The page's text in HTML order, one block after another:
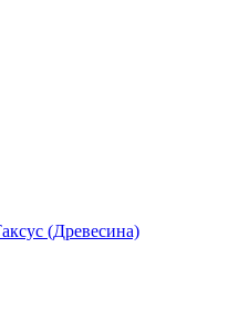
(Древесина)